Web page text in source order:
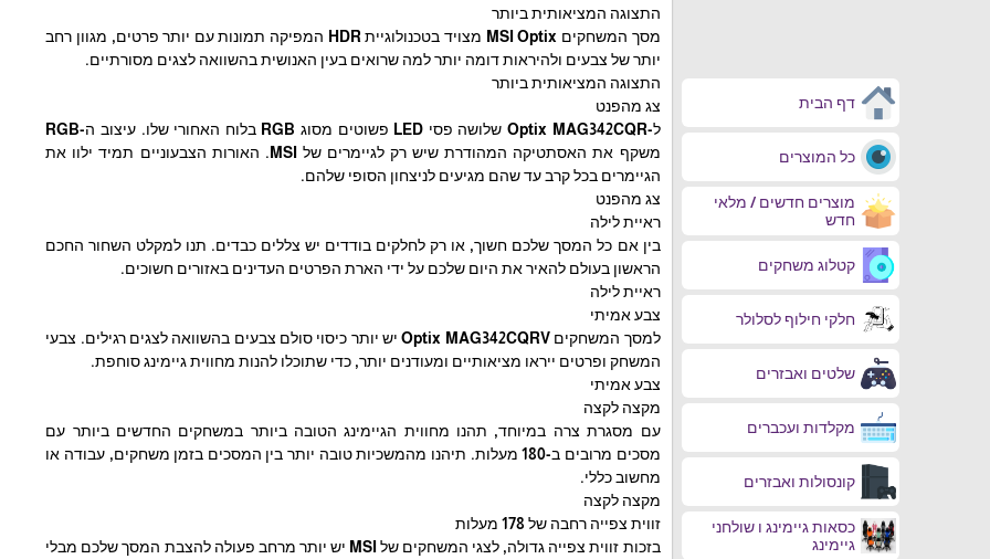
דף הבית
כל המוצרים
מוצרים חדשים / מלאי
חדש
קטלוג משחקים
חלקי חילוף לסלולר
שלטים ואבזרים
מקלדות ועכברים
קונסולות ואבזרים
כסאות גיימינג ו שולחני
גיימינג
התצוגה המציאותית ביותר
מסך המשחקים MSI Optix מצויד בטכנולוגיית HDR המפיקה תמונות עם יותר פרטים, מגוון רחב
יותר של צבעים ולהיראות דומה יותר למה שרואים בעין האנושית בהשוואה לצגים מסורתיים.
התצוגה המציאותית ביותר
צג מהפנט
ל-Optix MAG342CQR שלושה פסי LED פשוטים מסוג RGB בלוח האחורי שלו. עיצוב ה-RGB
משקף את האסתטיקה המהודרת שיש רק לגיימרים של MSI. האורות הצבעוניים תמיד ילוו את
הגיימרים בכל קרב עד שהם מגיעים לניצחון הסופי שלהם.
צג מהפנט
ראיית לילה
בין אם כל המסך שלכם חשוך, או רק לחלקים בודדים יש צללים כבדים. תנו למקלט השחור החכם
הראשון בעולם להאיר את היום שלכם על ידי הארת הפרטים העדינים באזורים חשוכים.
ראיית לילה
צבע אמיתי
למסך המשחקים Optix MAG342CQRV יש יותר כיסוי סולם צבעים בהשוואה לצגים רגילים. צבעי
המשחק ופרטים ייראו מציאותיים ומעודנים יותר, כדי שתוכלו להנות מחווית גיימינג סוחפת.
צבע אמיתי
מקצה לקצה
עם מסגרת צרה במיוחד, תהנו מחווית הגיימינג הטובה ביותר במשחקים החדשים ביותר עם
מסכים מרובים ב-180 מעלות. תיהנו מהמשכיות טובה יותר בין המסכים בזמן משחקים, עבודה או
מחשוב כללי.
מקצה לקצה
זווית צפייה רחבה של 178 מעלות
בזכות זווית צפייה גדולה, לצגי המשחקים של MSI יש יותר מרחב פעולה להצבת המסך שלכם מבלי